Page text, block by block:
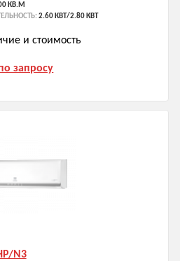
КВ.М
2.60 КВТ/2.80 КВТ
и стоимость
запросу
N3